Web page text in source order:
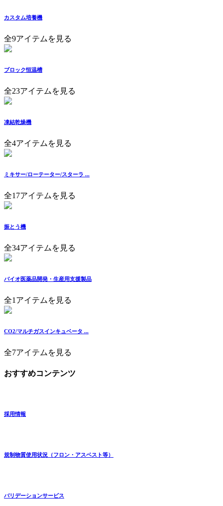
カスタム培養機
全9アイテムを見る
ブロック恒温槽
全23アイテムを見る
凍結乾燥機
全4アイテムを見る
ミキサー/ローテーター/スターラ ...
全17アイテムを見る
振とう機
全34アイテムを見る
バイオ医薬品開発・生産用支援製品
全1アイテムを見る
CO2/マルチガスインキュベータ ...
全7アイテムを見る
おすすめコンテンツ
採用情報
規制物質使用状況（フロン・アスベスト等）
バリデーションサービス